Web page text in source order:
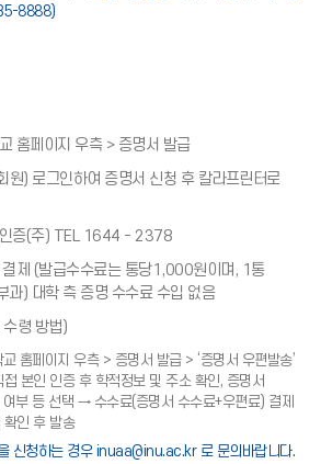
8888)
홈페이지 우측 > 증명서 발급
원) 로그인하여 증명서 신청 후 칼라프린터로
증(주) TEL 1644 - 2378
제 (발급수수료는 통당1,000원이며, 1통
과) 대학 측 증명 수수료 수입 없음
령 방법)
교 홈페이지 우측 > 증명서 발급 > ‘증명서 우편발송’
본인 인증 후 학적정보 및 주소 확인, 증명서
부 등 선택 → 수수료(증명서 수수료+우편료) 결제
인 후 발송
신청하는 경우 inuaa@inu.ac.kr 로 문의바랍니다.